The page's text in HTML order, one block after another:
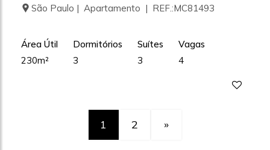
São Paulo | Apartamento | REF.:MC81493
Área Útil
230m²
Dormitórios
3
Suítes
3
Vagas
4
1 2 »